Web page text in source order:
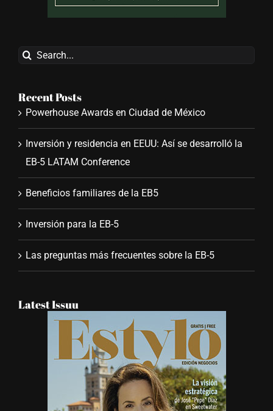
for:
Recent Posts
Powerhouse Awards en Ciudad de México
Inversión y residencia en EEUU: Así se desarrolló la
EB-5 LATAM Conference
Beneficios familiares de la EB5
Inversión para la EB-5
Las preguntas más frecuentes sobre la EB-5
Latest Issuu